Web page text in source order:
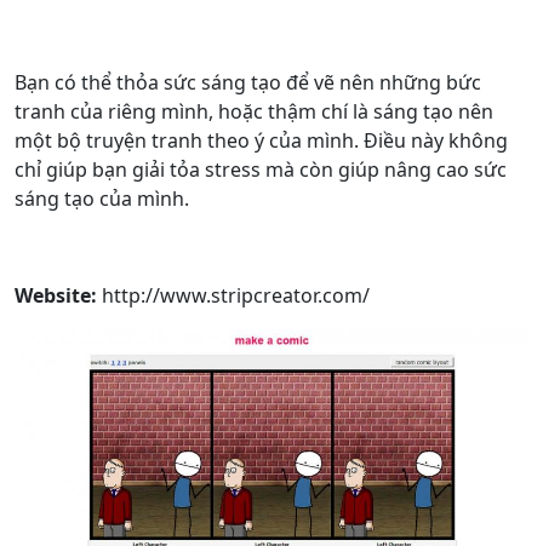
Bạn có thể thỏa sức sáng tạo để vẽ nên những bức
tranh của riêng mình, hoặc thậm chí là sáng tạo nên
một bộ truyện tranh theo ý của mình. Điều này không
chỉ giúp bạn giải tỏa stress mà còn giúp nâng cao sức
sáng tạo của mình.
Website: http://www.stripcreator.com/